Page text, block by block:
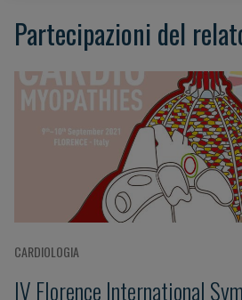
Partecipazioni del
CARDIOLOGIA
IV Florence International